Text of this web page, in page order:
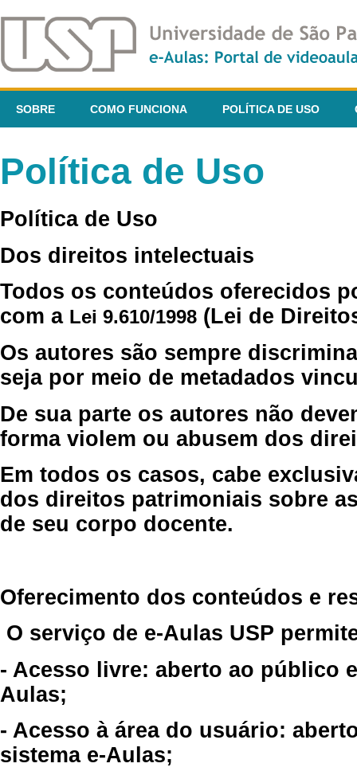
SOBRE COMO FUNCIONA POLÍTICA DE USO
Política de Uso
Política de Uso
Dos direitos intelectuais
Todos os conteúdos oferecidos
com a Lei 9.610/1998 (Lei de
Os autores são sempre
seja por meio de metadados
De sua parte os autores não
forma violem ou abusem dos
Em todos os casos, cabe
dos direitos patrimoniais sobre
de seu corpo docente.
Oferecimento dos conteúdos e
O serviço de e-Aulas USP
- Acesso livre: aberto ao público
Aulas;
- Acesso à área do usuário:
sistema e-Aulas;